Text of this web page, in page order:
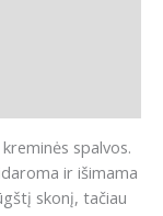
spalvos.
ir išimama
skonį, tačiau